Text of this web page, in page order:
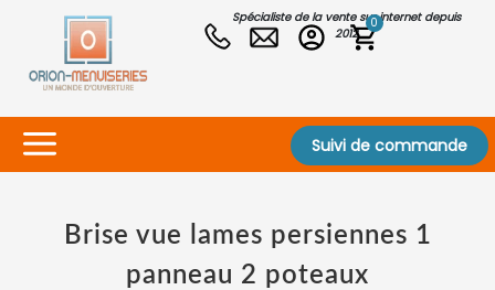
Spécialiste de la vente sur internet depuis
2012
0
Suivi de commande
Brise vue lames persiennes 1
panneau 2 poteaux